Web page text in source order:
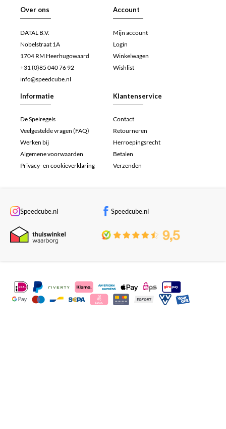
Over ons
DATAL B.V.
Nobelstraat 1A
1704 RM Heerhugowaard
+31 (0)85 040 76 92
info@speedcube.nl
Account
Mijn account
Login
Winkelwagen
Wishlist
Informatie
De Spelregels
Veelgestelde vragen (FAQ)
Werken bij
Algemene voorwaarden
Privacy- en cookieverklaring
Klantenservice
Contact
Retourneren
Herroepingsrecht
Betalen
Verzenden
Speedcube.nl Speedcube.nl